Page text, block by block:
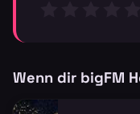
Wenn dir bigFM